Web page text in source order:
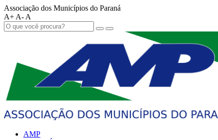
Associação dos Municípios do Paraná
A+ A- A
AMP